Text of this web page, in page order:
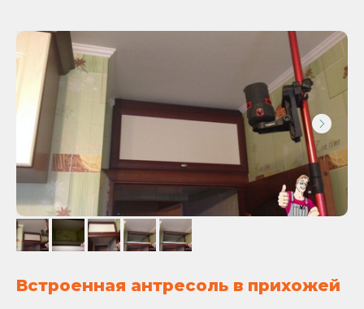
Встроенная антресоль в прихожей